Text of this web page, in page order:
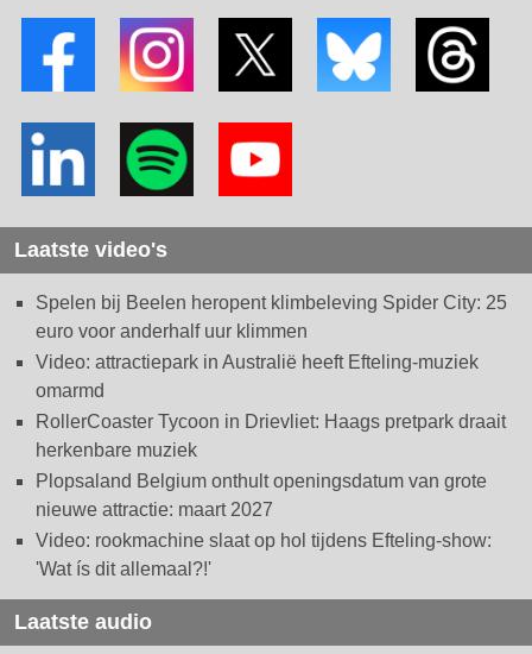
Laatste video's
Spelen bij Beelen heropent klimbeleving Spider City: 25
euro voor anderhalf uur klimmen
Video: attractiepark in Australië heeft Efteling-muziek
omarmd
RollerCoaster Tycoon in Drievliet: Haags pretpark draait
herkenbare muziek
Plopsaland Belgium onthult openingsdatum van grote
nieuwe attractie: maart 2027
Video: rookmachine slaat op hol tijdens Efteling-show:
'Wat ís dit allemaal?!'
Laatste audio